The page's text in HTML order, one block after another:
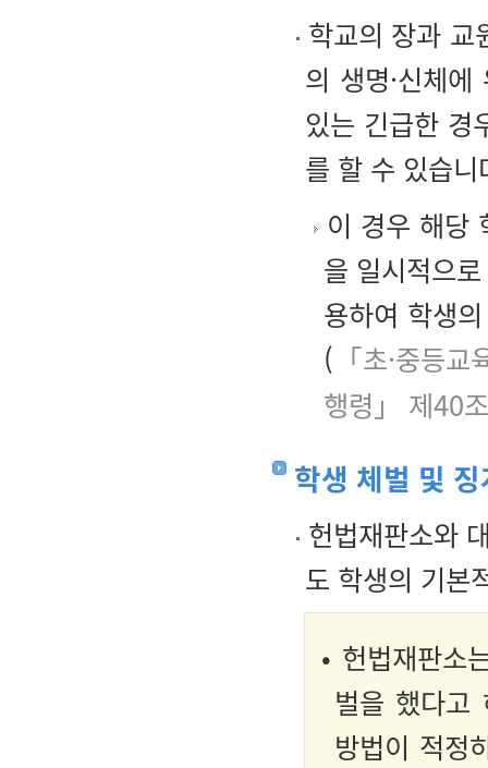
학교의 장과 교
의 생명·신체
있는 긴급한 경
를 할 수 있습니
이 경우 해당
을 일시적으
용하여 학생
( 「초·중등
행령」 제40
학생 체벌 및
헌법재판소와
도 학생의 기본
• 헌법재판소
벌을 했다고
방법이 적정